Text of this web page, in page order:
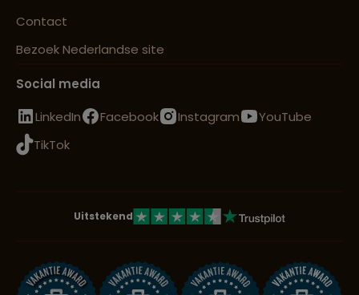
Contact
Bezoek Nederlandse site
Social media
LinkedIn
Facebook Instagram
YouTube
TikTok
Uitstekend